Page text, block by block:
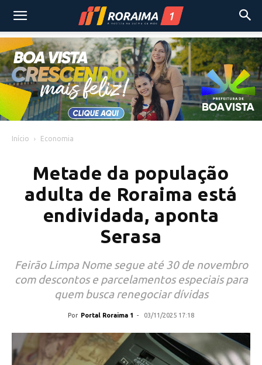
Início Economia
Metade da população
adulta de Roraima está
endividada, aponta
Serasa
Feirão Limpa Nome segue até 30 de novembro
com descontos e parcelamentos especiais para
quem busca renegociar dívidas
Por Portal Roraima 1 - 03/11/2025 17:18